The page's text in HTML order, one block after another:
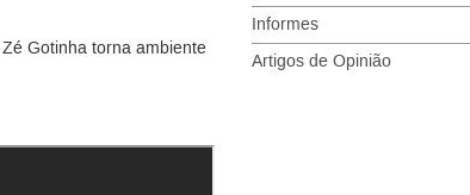
Gotinha torna ambiente
Informes
Artigos de Opinião